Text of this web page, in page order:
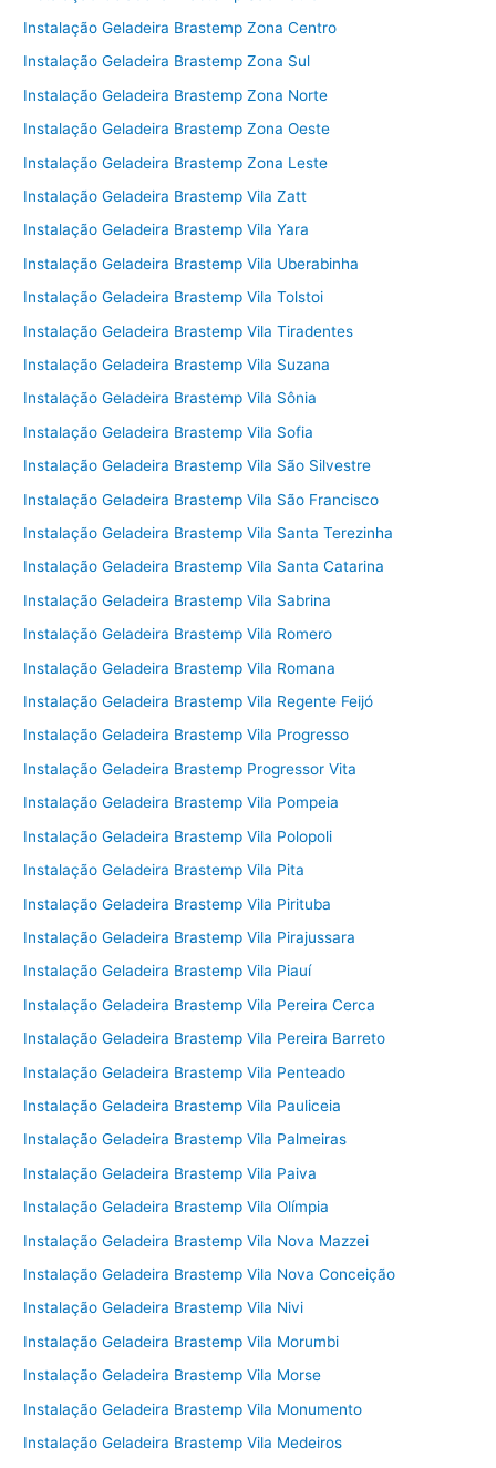
Instalação Geladeira Brastemp Zona Centro
Instalação Geladeira Brastemp Zona Sul
Instalação Geladeira Brastemp Zona Norte
Instalação Geladeira Brastemp Zona Oeste
Instalação Geladeira Brastemp Zona Leste
Instalação Geladeira Brastemp Vila Zatt
Instalação Geladeira Brastemp Vila Yara
Instalação Geladeira Brastemp Vila Uberabinha
Instalação Geladeira Brastemp Vila Tolstoi
Instalação Geladeira Brastemp Vila Tiradentes
Instalação Geladeira Brastemp Vila Suzana
Instalação Geladeira Brastemp Vila Sônia
Instalação Geladeira Brastemp Vila Sofia
Instalação Geladeira Brastemp Vila São Silvestre
Instalação Geladeira Brastemp Vila São Francisco
Instalação Geladeira Brastemp Vila Santa Terezinha
Instalação Geladeira Brastemp Vila Santa Catarina
Instalação Geladeira Brastemp Vila Sabrina
Instalação Geladeira Brastemp Vila Romero
Instalação Geladeira Brastemp Vila Romana
Instalação Geladeira Brastemp Vila Regente Feijó
Instalação Geladeira Brastemp Vila Progresso
Instalação Geladeira Brastemp Progressor Vita
Instalação Geladeira Brastemp Vila Pompeia
Instalação Geladeira Brastemp Vila Polopoli
Instalação Geladeira Brastemp Vila Pita
Instalação Geladeira Brastemp Vila Pirituba
Instalação Geladeira Brastemp Vila Pirajussara
Instalação Geladeira Brastemp Vila Piauí
Instalação Geladeira Brastemp Vila Pereira Cerca
Instalação Geladeira Brastemp Vila Pereira Barreto
Instalação Geladeira Brastemp Vila Penteado
Instalação Geladeira Brastemp Vila Pauliceia
Instalação Geladeira Brastemp Vila Palmeiras
Instalação Geladeira Brastemp Vila Paiva
Instalação Geladeira Brastemp Vila Olímpia
Instalação Geladeira Brastemp Vila Nova Mazzei
Instalação Geladeira Brastemp Vila Nova Conceição
Instalação Geladeira Brastemp Vila Nivi
Instalação Geladeira Brastemp Vila Morumbi
Instalação Geladeira Brastemp Vila Morse
Instalação Geladeira Brastemp Vila Monumento
Instalação Geladeira Brastemp Vila Medeiros